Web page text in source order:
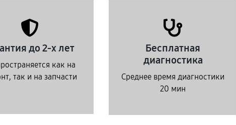
до 2-х лет
как на
так и на запчасти
Бесплатная
диагностика
Среднее время диагностики
20 мин